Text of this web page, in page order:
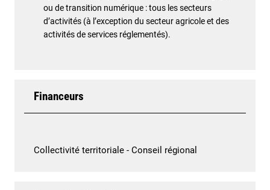
ou de transition numérique : tous les secteurs
d’activités (à l’exception du secteur agricole et des
activités de services réglementés).
Financeurs
Collectivité territoriale - Conseil régional